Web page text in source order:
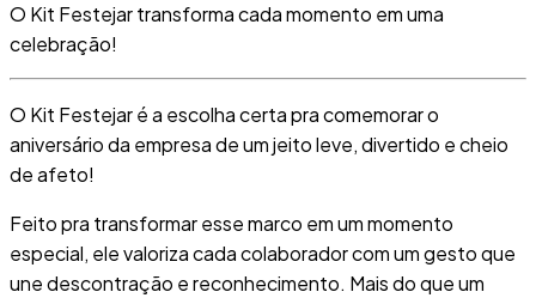
O Kit Festejar transforma cada momento em uma
celebração!
O Kit Festejar é a escolha certa pra comemorar o
aniversário da empresa de um jeito leve, divertido e cheio
de afeto!
Feito pra transformar esse marco em um momento
especial, ele valoriza cada colaborador com um gesto que
une descontração e reconhecimento. Mais do que um